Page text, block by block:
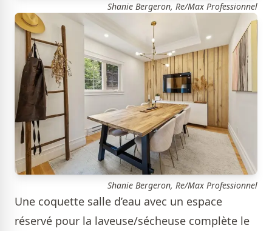
Shanie Bergeron, Re/Max Professionnel
Shanie Bergeron, Re/Max Professionnel
Une coquette salle d’eau avec un espace
réservé pour la laveuse/sécheuse complète le